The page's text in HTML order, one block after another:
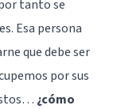
tanto se
Esa persona
que debe ser
por sus
¿cómo